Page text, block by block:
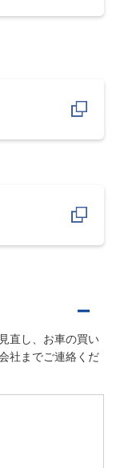
直し、お車の買い
社までご連絡くだ